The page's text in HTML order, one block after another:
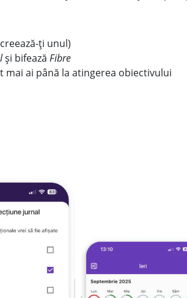
ți unul)
și bifează Fibre
mai ai până la atingerea obiectivului